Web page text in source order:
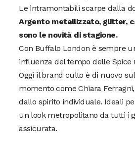
Le intramontabili scarpe dalla
Argento metallizzato, glitter,
sono le novità di stagione.
Con Buffalo London è sempre
influenza del tempo delle Spice
Oggi il brand culto è di nuovo
momento come Chiara
dallo spirito individuale. Ideali
un look metropolitano da tutti i
assicurata.